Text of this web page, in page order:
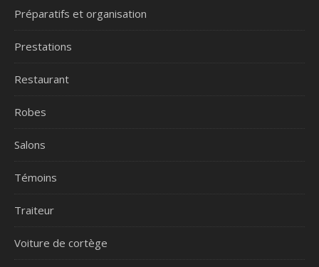
Préparatifs et organisation
Prestations
Restaurant
Robes
Salons
Témoins
Traiteur
Voiture de cortège